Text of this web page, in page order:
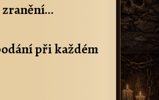
zranění…
při každém